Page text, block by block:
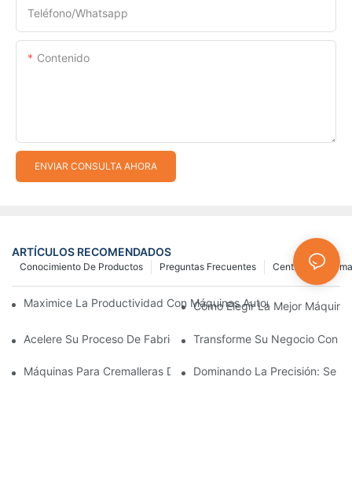
Teléfono/whatsapp
Contenido
ENVIAR CONSULTA AHORA
ARTÍCULOS RECOMENDADOS
Centro De
Preguntas Frecuentes
Conocimiento De Productos
Maximice La Productividad Con Máquinas Automáticas Para
Cómo Elegir La Mejor
Acelere Su Proceso De Fabricación De Cremalleras Con
Transforme Su Negocio Con
Máquinas Para Cremalleras De Plástico: Una Guía Completa
Dominando La Precisión: Se